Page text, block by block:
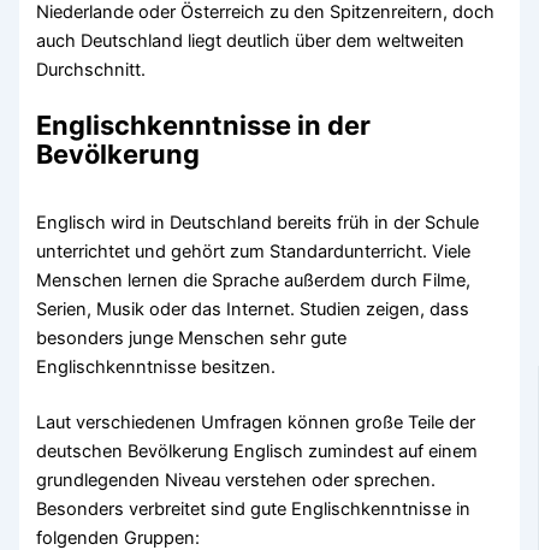
Niederlande oder Österreich zu den Spitzenreitern, doch
auch Deutschland liegt deutlich über dem weltweiten
Durchschnitt.
Englischkenntnisse in der
Bevölkerung
Englisch wird in Deutschland bereits früh in der Schule
unterrichtet und gehört zum Standardunterricht. Viele
Menschen lernen die Sprache außerdem durch Filme,
Serien, Musik oder das Internet. Studien zeigen, dass
besonders junge Menschen sehr gute
Englischkenntnisse besitzen.
Laut verschiedenen Umfragen können große Teile der
deutschen Bevölkerung Englisch zumindest auf einem
grundlegenden Niveau verstehen oder sprechen.
Besonders verbreitet sind gute Englischkenntnisse in
folgenden Gruppen: